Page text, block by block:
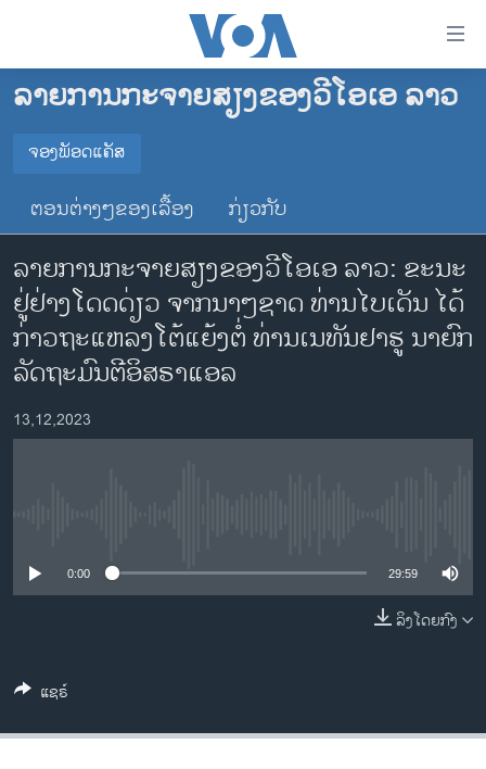
ເຂົ້າ
ຂ້າມ
ໄປ
ຊອກ
ຄົ້ນ
ໂຮມເພຈ
ລາວ
ອາເມຣິກາ
ການເລືອກຕັ້ງ ປະທານາທີບໍດີ ສະຫະລັດ 2024
ຂ່າວ​ຈີນ
ໂລກ
ເອເຊຍ
ອິດສະຫຼະພາບດ້ານການຂ່າວ
ຊີວິດຊາວລາວ
ພາສາອັງກິດ
ລາຍການກະຈາຍສຽງ
ລາຍງານ
ລາຍການກະຈາຍສຽງຂອງວີໂອເອ ລາວ
ຈອງພັອດແຄັສ
ຈອງພັອດແຄັສ
YouTube
ຈອງ
ຕອນຕ່າງໆຂອງເລື້ອງ ກ່ຽວກັບ
ລາຍການກະຈາຍສຽງຂອງວີໂອເອ ລາວ: ຂະນະ
ຢູ່ຢ່າງໂດດດ່ຽວ ຈາກນາໆຊາດ ທ່ານໄບເດັນ ໄດ້
ກ່າວຖະແຫລງໂຕ້ແຍ້ງຕໍ່ ທ່ານເນທັນຢາຮູ ນາຍົກ
ລັດຖະມົນຕີອິສຣາແອລ
13,12,2023
0:00 29:59
ລິງໂດຍກົງ
ແຊຣ໌